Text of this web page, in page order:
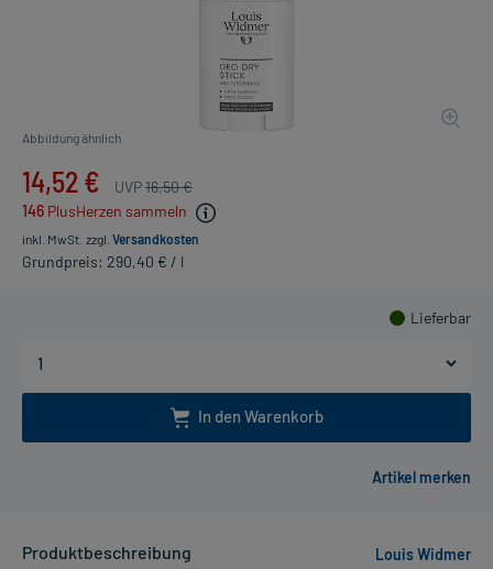
Abbildung ähnlich
14,52 € UVP16,50 €
146 PlusHerzen sammeln
inkl. MwSt. zzgl. Versandkosten
Grundpreis: 290,40 € / l
Lieferbar
In den Warenkorb
Produktbeschreibung
Louis Widmer